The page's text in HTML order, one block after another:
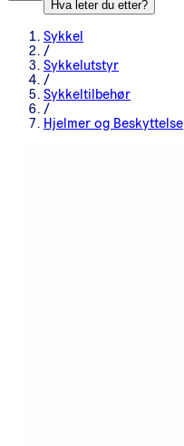
Hva leter du etter?
Sykkel
/
Sykkelutstyr
/
Sykkeltilbehør
/
Hjelmer og Beskyttelse